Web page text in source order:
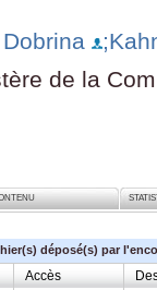
de la
déposé(s) par
Accès